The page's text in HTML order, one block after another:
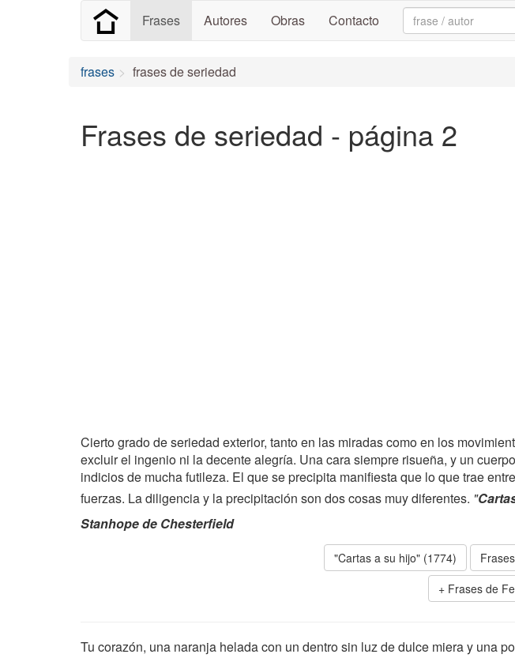
Frases Autores Obras Contacto Search:
frases frases de seriedad
Frases de seriedad - página 2
Cierto grado de seriedad exterior, tanto en las miradas como en los
excluir el ingenio ni la decente alegría. Una cara siempre risueña, y un
indicios de mucha futileza. El que se precipita manifiesta que lo que trae
fuerzas. La diligencia y la precipitación son dos cosas muy diferentes. "
Stanhope de Chesterfield
"Cartas a su hijo" (1774)
Frases de
Tu corazón, una naranja helada con un dentro sin luz de dulce miera y una